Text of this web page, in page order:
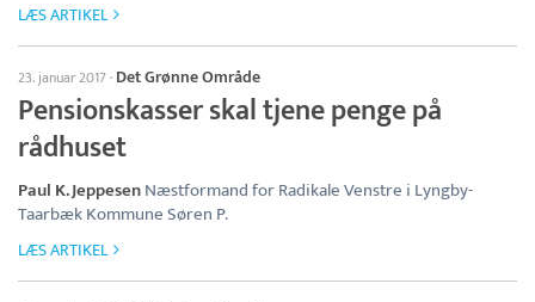
LÆS ARTIKEL
23. januar 2017· Det Grønne Område
Pensionskasser skal tjene penge på
rådhuset
Paul K. JeppesenNæstformand for Radikale Venstre i Lyngby-
Taarbæk Kommune Søren P.
LÆS ARTIKEL